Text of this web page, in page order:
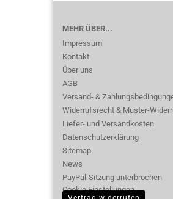
MEHR ÜBER...
Impressum
Kontakt
Über uns
AGB
Versand- &
Widerrufsrecht & Muster-
Liefer- und Versandkosten
Datenschutzerklärung
Sitemap
News
PayPal-Sitzung unterbrochen
Cookie Einstellungen